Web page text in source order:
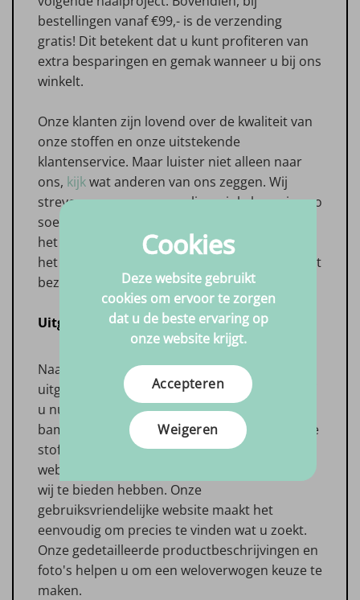
bestellingen vanaf €99,- is de verzending
gratis! Dit betekent dat u kunt profiteren van
extra besparingen en gemak wanneer u bij ons
winkelt.
Onze klanten zijn lovend over de kwaliteit van
onze stoffen en onze uitstekende
klantenservice. Maar luister niet alleen naar
ons, kijkwat anderen van ons zeggen. Wij
streven ernaar om uw online winkelervaring zo
soepel en aangenaam mogelijk te maken, van
het moment dat u onze website bezoekt tot
het moment dat uw bestelling bij u thuis wordt
bezorgd.
Uitgebreid Assortiment
Naast onze badstof collectie, hebben wij een
uitgebreid assortiment van andere stoffen. Of
u nu op zoek bent naar stretch badstof,
bamboe badstof, bamboe tricot of een andere
stof, wij hebben het allemaal. Bezoek onze
website en ontdek de vele mogelijkheden die
wij te bieden hebben. Onze
gebruiksvriendelijke website maakt het
eenvoudig om precies te vinden wat u zoekt.
Onze gedetailleerde productbeschrijvingen en
foto's helpen u om een weloverwogen keuze te
maken.
Cookies
Deze website gebruikt
cookies om ervoor te zorgen
dat u de beste ervaring op
onze website krijgt.
Accepteren
Weigeren